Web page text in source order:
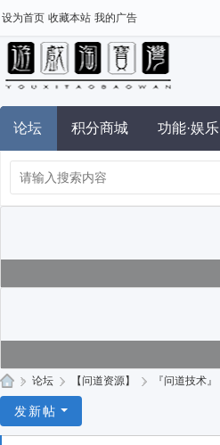
设为首页 收藏本站 我的广告
论坛 积分商城 功能·娱乐
戏
» 论坛 › 【问道资源】 › 『问道技术』
发新帖